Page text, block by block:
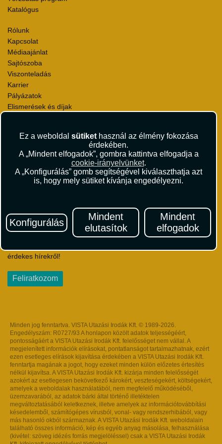
Ez a weboldal sütikethasznál az élmény fokozása
érdekében.
A „Mindent elfogadok”, gombra kattintva elfogadja a
cookie-irányelvünket.
A „Konfigurálás” gomb segítségével kiválaszthatja azt
is, hogy mely sütiket kívánja engedélyezni.
Konfigurálás
Mindent
elutasítok
Mindent
elfogadok
Katalógus
Rólunk
Kapcsolat
Médiaajánlat
Sajtószoba
Viszonteladás
Karrier
Pályázatok
Elismerések és díjak
Utazási Csomag Szerződési Feltételek
Útlemondás-biztosítás Szerződési Feltételek
Utasbiztosítás Szerződési Feltételek
Repülőjegy Szerződési Feltételek
Adatvédelem
Hírlevél
Iratkozzon fel Magyarország egyik legszínesebb utazási
érdekes hírekről!
Feliratkozom
Minden jog fenntartva. VISTA Utazási Irodák Kft. © 1989-2026.
Engedélyszám: R0727/93 A honlapon közölt adatok teljességéért,
pontosságáért a VISTA Utazási Irodák Kft. felelősséget nem vállal. A
megjelenített információk elírásokat, pontatlanságot tartalmazhatnak, ezért
ezen esetleges elírások kijavítása érdekében a VISTA Utazási Irodák Kft.
fenntartja magának a jogot, hogy ezeket minden külön előzetes értesítés
nélkül kijavítsa. A VISTA Utazási Irodák Kft. kizárja minden felelősségét
azokért az esetlegesen bekövetkező károkért, veszteségekért, költségekért,
amelyek a weboldalak használatából, nem megfelelő működéséből,
üzemzavarából, az adatok bárki által történő illetéktelen
megváltoztatásából keletkeznek, illetve amelyek az információtovábbítási
késedelemből, számítógépes vírusból, vonal- vagy rendszerhibából, vagy
más hasonló okból származnak. A VISTA Utazási Irodák Kft. weboldalain
található összes információ, kép és egyéb anyag másolása, felhasználása
(kivétel: szöveg idézés forrás megjelöléssel) csak a VISTA Utazási Irodák